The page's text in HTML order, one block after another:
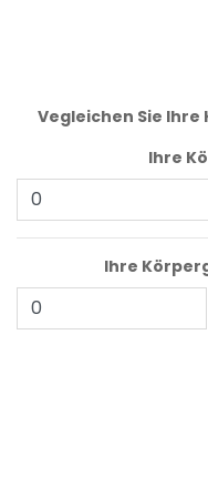
Vegleichen Sie
Ihre
Ihre